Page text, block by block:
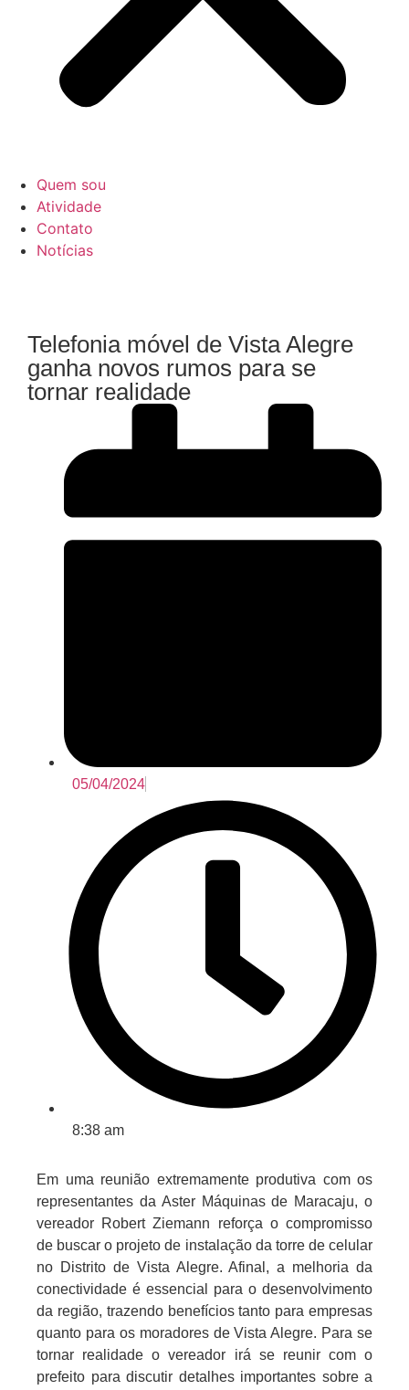
Quem sou
Atividade
Contato
Notícias
Telefonia móvel de Vista Alegre
ganha novos rumos para se
tornar realidade
05/04/2024
8:38 am
Em uma reunião extremamente produtiva com os
representantes da Aster Máquinas de Maracaju, o
vereador Robert Ziemann reforça o compromisso
de buscar o projeto de instalação da torre de celular
no Distrito de Vista Alegre. Afinal, a melhoria da
conectividade é essencial para o desenvolvimento
da região, trazendo benefícios tanto para empresas
quanto para os moradores de Vista Alegre. Para se
tornar realidade o vereador irá se reunir com o
prefeito para discutir detalhes importantes sobre a